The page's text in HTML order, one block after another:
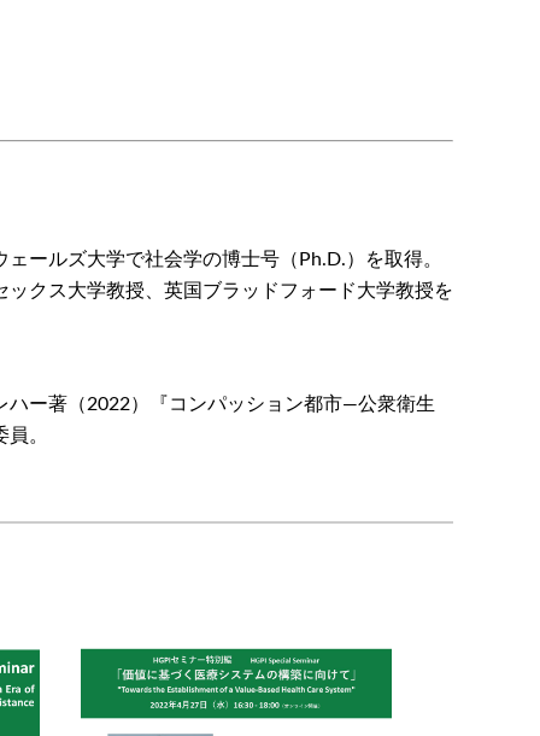
ールズ大学で社会学の博士号（Ph.D.）を取得。
クス大学教授、英国ブラッドフォード大学教授を
ー著（2022）『コンパッション都市―公衆衛生
。